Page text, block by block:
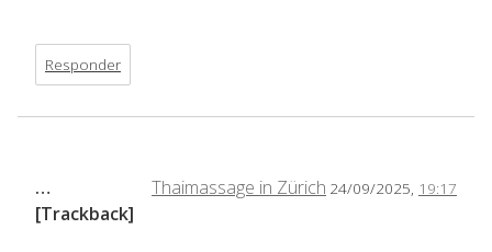
Responder
Thaimassage in Zürich 24/09/2025, 19:17
…
[Trackback]